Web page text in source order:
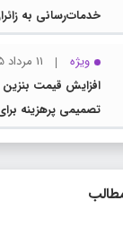
خدمات‌رسانی به
شهرستان چناران
ویژه
11 مرداد 1405
افزایش قیمت بنزین
تصمیمی پرهزینه
قاچاق سوخت و